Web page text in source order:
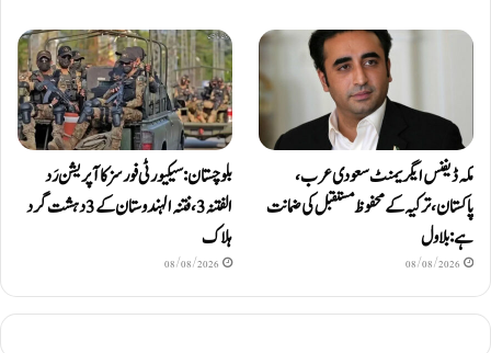
مکہ ڈیفنس ایگریمنٹ سعودی عرب،
پاکستان، ترکیہ کے محفوظ مستقبل کی ضمانت
ہے: بلاول
08/08/2026
بلوچستان: سیکیورٹی فورسز کا آپریشن رَد
الفتنہ 3، فتنہ الہندوستان کے 3 دہشت گرد
ہلاک
08/08/2026